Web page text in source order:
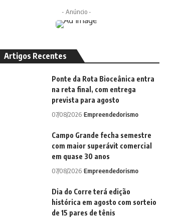
- Anúncio -
Artigos Recentes
Ponte da Rota Bioceânica entra
na reta final, com entrega
prevista para agosto
07/08/2026 Empreendedorismo
Campo Grande fecha semestre
com maior superávit comercial
em quase 30 anos
07/08/2026 Empreendedorismo
Dia do Corre terá edição
histórica em agosto com sorteio
de 15 pares de tênis